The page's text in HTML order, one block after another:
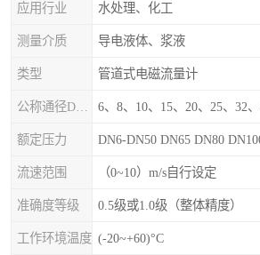
应用行业 水处理、化工
测量介质 导电液体、浆液
类型 管道式电磁流量计
6、8、10、15、20、25、32
额定压力
流速范围 （0~10）m/s自行设定
准确度等级 0.5级或1.0级（整体精度）
工作环境温度 (-20~+60)°C